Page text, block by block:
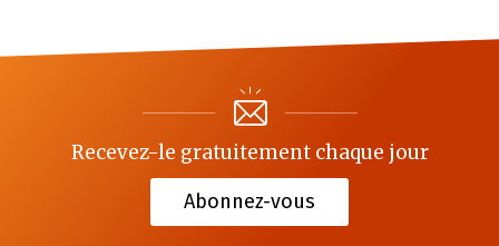
Recevez-le gratuitement chaque jour
Abonnez-vous